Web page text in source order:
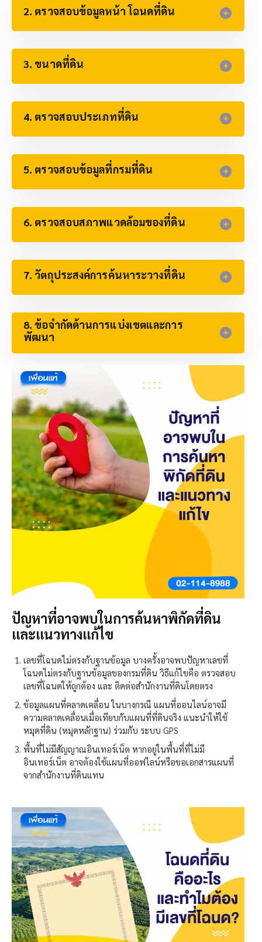
2. ตรวจสอบข้อมูลหน้า โฉนดที่ดิน​
3. ขนาดที่ดิน​
4. ตรวจสอบประเภทที่ดิน​
5. ตรวจสอบข้อมูลที่กรมที่ดิน
6. ตรวจสอบสภาพแวดล้อมของที่ดิน​
7. วัตถุประสงค์การค้นหาระวางที่ดิน
8. ข้อจำกัดด้านการแบ่งเขตและการ
พัฒนา​
ปัญหาที่อาจพบในการค้นหาพิกัดที่ดิน
และแนวทางแก้ไข
เลขที่โฉนดไม่ตรงกับฐานข้อมูล บางครั้งอาจพบปัญหาเลขที่
โฉนดไม่ตรงกับฐานข้อมูลของกรมที่ดิน วิธีแก้ไขคือ ตรวจสอบ
เลขที่โฉนดให้ถูกต้อง และ ติดต่อสำนักงานที่ดินโดยตรง
ข้อมูลแผนที่คลาดเคลื่อน ในบางกรณี แผนที่ออนไลน์อาจมี
ความคลาดเคลื่อนเมื่อเทียบกับแผนที่ที่ดินจริง แนะนำให้ใช้
หมุดที่ดิน (หมุดหลักฐาน) ร่วมกับ ระบบ GPS
พื้นที่ไม่มีสัญญาณอินเทอร์เน็ต หากอยู่ในพื้นที่ที่ไม่มี
อินเทอร์เน็ต อาจต้องใช้แผนที่ออฟไลน์หรือขอเอกสารแผนที่
จากสำนักงานที่ดินแทน